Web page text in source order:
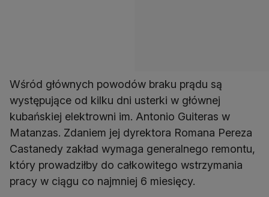
Wśród głównych powodów braku prądu są
występujące od kilku dni usterki w głównej
kubańskiej elektrowni im. Antonio Guiteras w
Matanzas. Zdaniem jej dyrektora Romana Pereza
Castanedy zakład wymaga generalnego remontu,
który prowadziłby do całkowitego wstrzymania
pracy w ciągu co najmniej 6 miesięcy.